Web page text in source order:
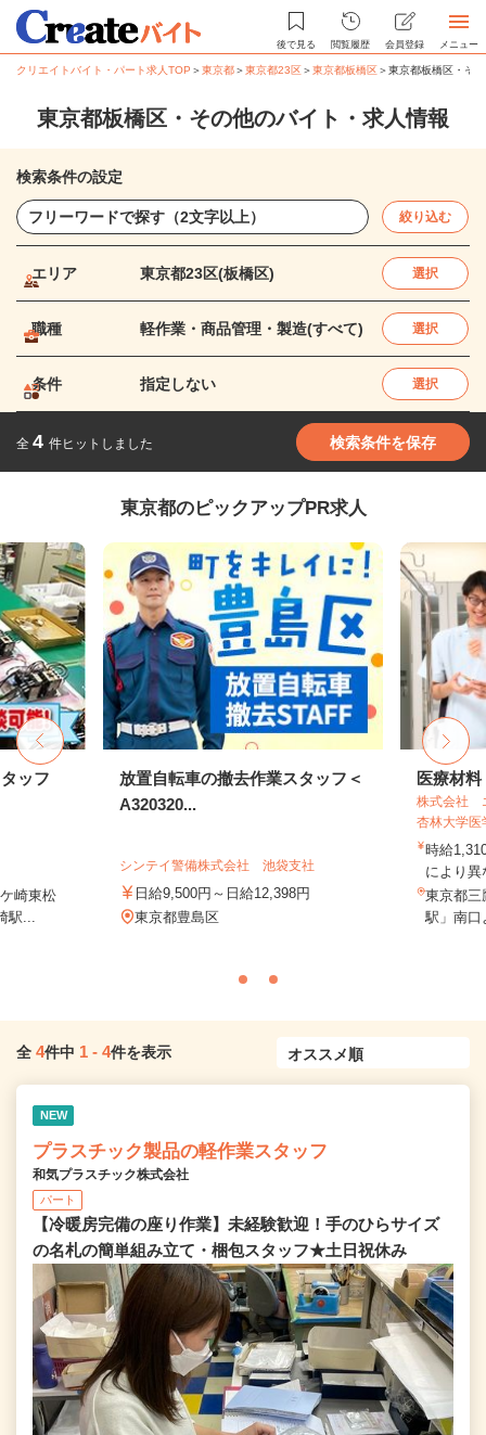
後で見る 閲覧履歴 会員登録 メニュー
クリエイトバイト・パート求人TOP ＞東京都＞東京都23区＞東京都板橋区＞東京都板橋区・そ
東京都板橋区・その他のバイト・求人情報
検索条件の設定
絞り込む
エリア 東京都23区(板橋区) 選択
職種 軽作業・商品管理・製造(すべて) 選択
条件 指定しない 選択
全 4 件ヒットしました 検索条件を保存
東京都のピックアップPR求人
ッフ
崎東松
...
放置自転車の撤去作業スタッフ＜
A320320...
シンテイ警備株式会社 池袋支社
日給9,500円～日給12,398円
東京都豊島区
医療材
株式会社
杏林大学医
時給
により
東京都三
駅」南口
全 4件中 1 - 4件を表示
NEW
プラスチック製品の軽作業スタッフ
和気プラスチック株式会社
パート
【冷暖房完備の座り作業】未経験歓迎！手のひらサイズ
の名札の簡単組み立て・梱包スタッフ★土日祝休み